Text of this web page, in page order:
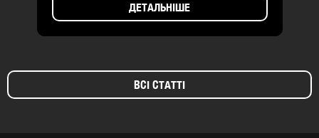
ДЕТАЛЬНІШЕ
ВСІ СТАТТІ